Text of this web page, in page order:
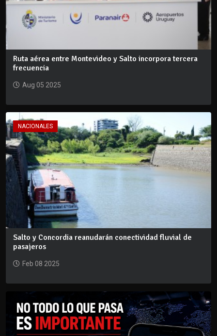
Ruta aérea entre Montevideo y Salto incorpora tercera
frecuencia
Aug 05 2025
NACIONALES
Salto y Concordia reanudarán conectividad fluvial de
pasajeros
Feb 08 2025